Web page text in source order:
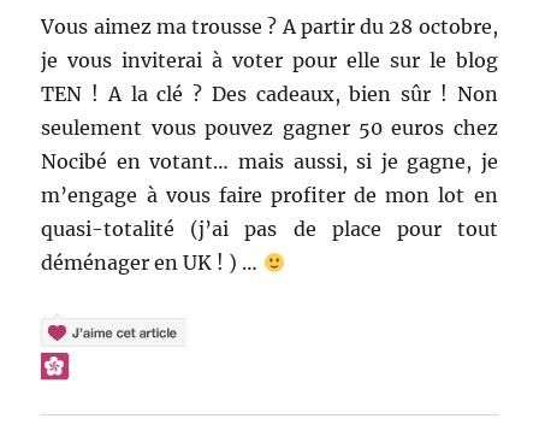
Vous aimez ma trousse ? A partir du 28 octobre,
je vous inviterai à voter pour elle sur le blog
TEN ! A la clé ? Des cadeaux, bien sûr ! Non
seulement vous pouvez gagner 50 euros chez
Nocibé en votant… mais aussi, si je gagne, je
m’engage à vous faire profiter de mon lot en
quasi-totalité (j’ai pas de place pour tout
déménager en UK ! ) …